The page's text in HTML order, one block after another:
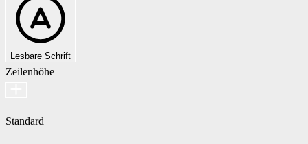
Lesbare Schrift
Zeilenhöhe
Standard